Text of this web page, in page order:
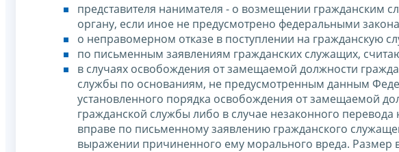
представителя нанимателя - о возмещении гражданским
органу, если иное не предусмотрено федеральными
о неправомерном отказе в поступлении на гражданскую
по письменным заявлениям гражданских служащих,
в случаях освобождения от замещаемой должности
службы по основаниям, не предусмотренным данным
установленного порядка освобождения от замещаемой
гражданской службы либо в случае незаконного
вправе по письменному заявлению гражданского
выражении причиненного ему морального вреда. Размер